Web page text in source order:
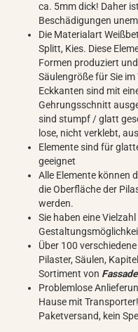
ca. 5mm dick! Daher
Beschädigungen
Die Materialart
Splitt, Kies. Diese
Formen produziert
Säulengröße für Sie
Eckkanten sind mit
Gehrungsschnitt
sind stumpf / glatt
lose, nicht verklebt,
Elemente sind für
geeignet
Alle Elemente können
die Oberfläche der
werden.
Sie haben eine
Über 100
Pilaster, Säulen,
Sortiment von
Problemlose
Hause mit
Paketversand, kein